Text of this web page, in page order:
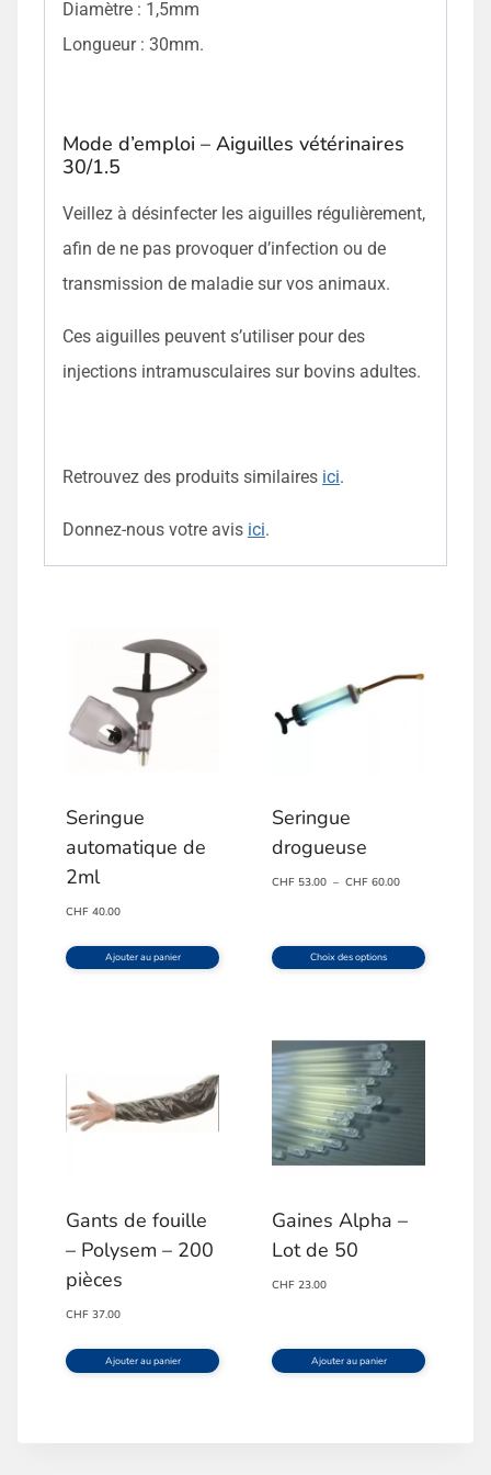
Diamètre : 1,5mm
Longueur : 30mm.
Mode d’emploi – Aiguilles vétérinaires
30/1.5
Veillez à désinfecter les aiguilles régulièrement,
afin de ne pas provoquer d’infection ou de
transmission de maladie sur vos animaux.
Ces aiguilles peuvent s’utiliser pour des
injections intramusculaires sur bovins adultes.
Retrouvez des produits similaires ici.
Donnez-nous votre avis ici.
Seringue
automatique de
2ml
CHF 40.00
Ajouter au panier
Seringue
drogueuse
CHF 53.00 – CHF 60.00Plage
CHF 53.00
à
Choix des options
a
plusieurs
variations.
Les
peuvent
la
Gants de fouille
– Polysem – 200
pièces
CHF 37.00
Ajouter au panier
Gaines Alpha –
Lot de 50
CHF 23.00
Ajouter au panier